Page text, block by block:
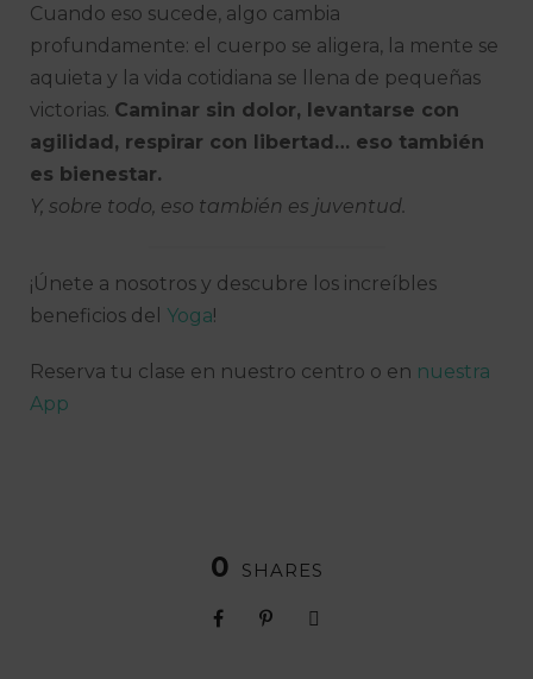
Cuando eso sucede, algo cambia
profundamente: el cuerpo se aligera, la mente se
aquieta y la vida cotidiana se llena de pequeñas
victorias. Caminar sin dolor, levantarse con
agilidad, respirar con libertad… eso también
es bienestar.
Y, sobre todo, eso también es juventud.
¡Únete a nosotros y descubre los increíbles
beneficios del Yoga!
Reserva tu clase en nuestro centro o en nuestra
App
0 SHARES